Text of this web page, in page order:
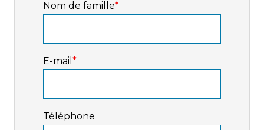
Nom de famille*
E-mail *
Téléphone